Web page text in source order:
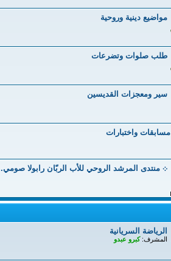
مواضيع دينية وروحية
طلب صلوات وتضرعات
سير ومعجزات القديسين
مسابقات واختبارات
܀ منتدى المرشد الروحي للأب الربّان رابولا صومي.
الرياضة السريانية
المشرف: كبرو عبدو